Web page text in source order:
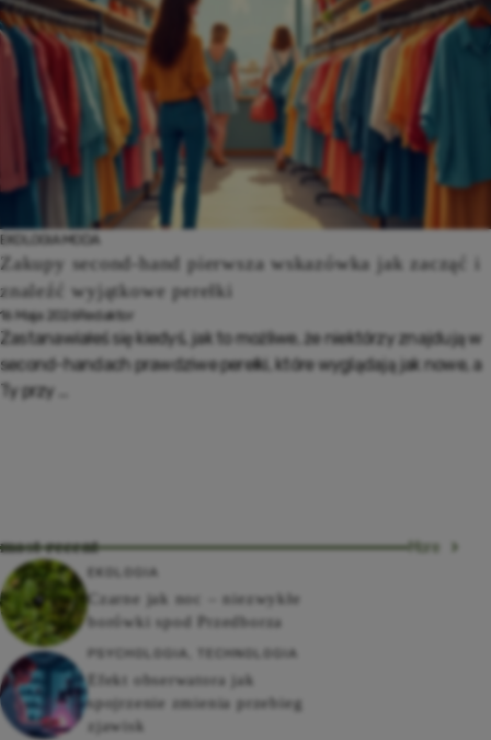
EKOLOGIA MODA
Zakupy second-hand pierwsza wskazówka jak zacząć i
znaleźć wyjątkowe perełki
16 Maja 2026Redaktor
Zastanawiałeś się kiedyś, jak to możliwe, że niektórzy znajdują w
second-handach prawdziwe perełki, które wyglądają jak nowe, a
Ty przy ...
most recent More
EKOLOGIA
Czarne jak noc – niezwykłe
borówki spod Przedborza
PSYCHOLOGIA TECHNOLOGIA
Efekt obserwatora jak
spojrzenie zmienia przebieg
zjawisk